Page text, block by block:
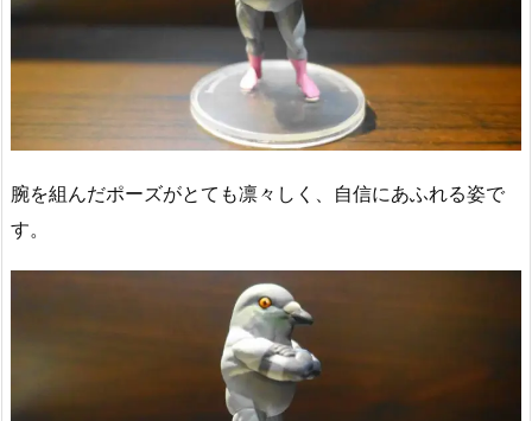
腕を組んだポーズがとても凛々しく、自信にあふれる姿で
す。